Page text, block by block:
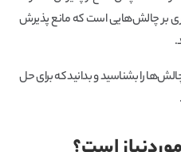
بر چالش‌هایی است که مانع پذیرش
چالش‌ها را بشناسید و بدانید که برای حل